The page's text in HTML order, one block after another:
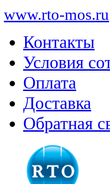
www.rto-mos.ru
Контакты
Условия
Оплата
Доставка
Обратная